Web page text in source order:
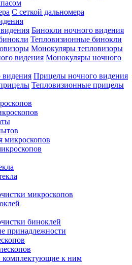
С сеткой дальномера
Бинокли ночного видения
Тепловизионные бинокли
Монокуляры тепловизоры
Монокуляры ночного
Прицелы ночного видения
Тепловизионные прицелы
микроскопов
микроскопов
биноклей
принадлежности
к ним